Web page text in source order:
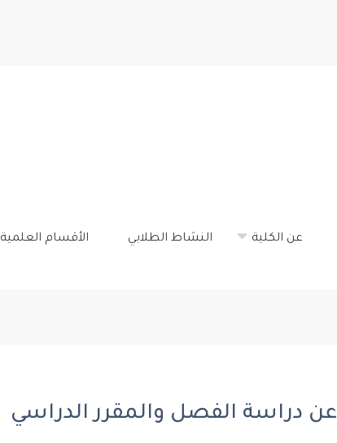
عن الكلية النشاط الطلابي الأقسام العلمية
عن دراسة الفصل والمقرر الدراسي